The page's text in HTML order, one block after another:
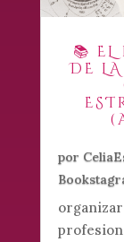
📚 EL
DE
por